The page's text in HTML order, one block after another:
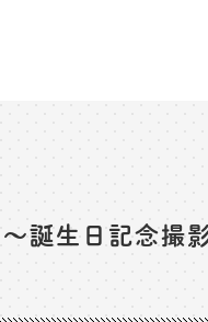
誕生日記念撮